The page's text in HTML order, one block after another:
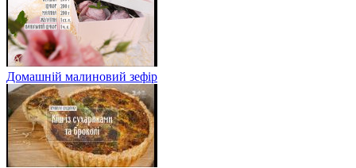
Домашній малиновий зефір